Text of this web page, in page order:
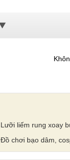
Lưỡi liếm rung xoay
Đồ chơi bạo dâm,